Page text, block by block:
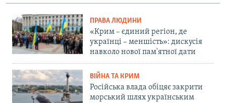
ПРАВА ЛЮДИНИ
«Крим – єдиний регіон, де
українці – меншість»: дискусія
навколо нової пам'ятної дати
ВІЙНА ТА КРИМ
Російська влада обіцяє закрити
морський шлях українським